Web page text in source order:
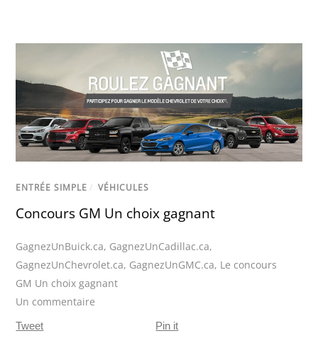
ENTRÉE SIMPLE / VÉHICULES
Concours GM Un choix gagnant
GagnezUnBuick.ca, GagnezUnCadillac.ca,
GagnezUnChevrolet.ca, GagnezUnGMC.ca, Le concours
GM Un choix gagnant
Un commentaire
Tweet Pin it